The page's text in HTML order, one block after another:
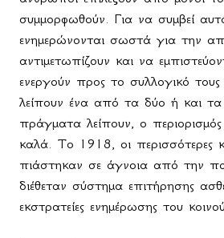
συμμορφωθούν. Για να συμβεί
ενημερώνονται σωστά για την
αντιμετωπίζουν και να
ενεργούν προς το συλλογικό
λείπουν ένα από τα δύο ή και
πράγματα λείπουν, ο περιορισμός
καλά. Το 1918, οι περισσότερες
πιάστηκαν σε άγνοια από την
διέθεταν σύστημα επιτήρησης
εκστρατείες ενημέρωσης του